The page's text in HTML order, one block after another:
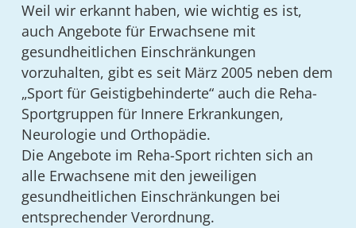
Weil wir erkannt haben, wie wichtig es ist,
auch Angebote für Erwachsene mit
gesundheitlichen Einschränkungen
vorzuhalten, gibt es seit März 2005 neben dem
„Sport für Geistigbehinderte“ auch die Reha-
Sportgruppen für Innere Erkrankungen,
Neurologie und Orthopädie.
Die Angebote im Reha-Sport richten sich an
alle Erwachsene mit den jeweiligen
gesundheitlichen Einschränkungen bei
entsprechender Verordnung.